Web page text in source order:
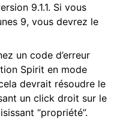
9.1.1. Si vous
9, vous devrez le
un code d’erreur
Spirit en mode
devrait résoudre le
un click droit sur le
“propriété”.